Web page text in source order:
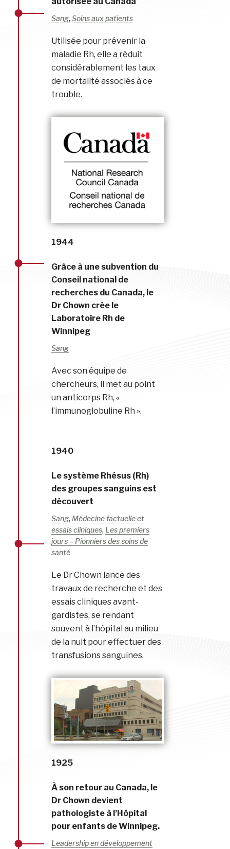
Sang, Soins aux patients
Utilisée pour prévenir la
maladie Rh, elle a réduit
considérablement les taux
de mortalité associés à ce
trouble.
1944
Grâce à une subvention du
Conseil national de
recherches du Canada, le
Dr Chown crée le
Laboratoire Rh de
Winnipeg
Sang
Avec son équipe de
chercheurs, il met au point
un anticorps Rh, «
l’immunoglobuline Rh ».
1940
Le système Rhésus (Rh)
des groupes sanguins est
découvert
Sang, Médecine factuelle et
essais cliniques, Les premiers
jours – Pionniers des soins de
santé
Le Dr Chown lance des
travaux de recherche et des
essais cliniques avant-
gardistes, se rendant
souvent à l’hôpital au milieu
de la nuit pour effectuer des
transfusions sanguines.
1925
À son retour au Canada, le
Dr Chown devient
pathologiste à l’Hôpital
pour enfants de Winnipeg.
Leadership en développement